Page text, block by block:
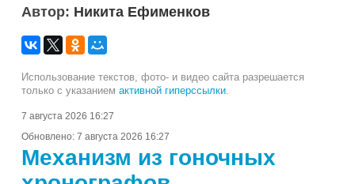
Автор: Никита Ефименков
Использование текстов, фото- и видео сайта разрешается
только с указанием активной гиперссылки
7 августа 2026 16:27
Обновлено: 7 августа 2026 16:27
Механизм из гоночных